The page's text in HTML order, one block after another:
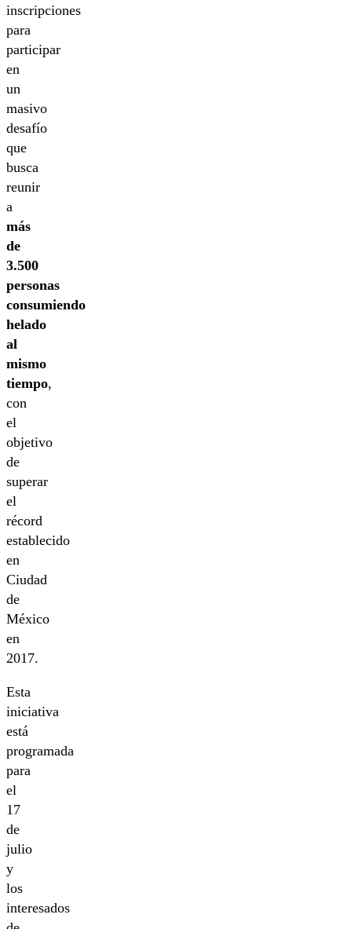
inscripciones
para
participar
en
un
masivo
desafío
que
busca
reunir
a
más
de
3.500
personas
consumiendo
helado
al
mismo
tiempo,
con
el
objetivo
de
superar
el
récord
establecido
en
Ciudad
de
México
en
2017.
Esta
iniciativa
está
programada
para
el
17
de
julio
y
los
interesados